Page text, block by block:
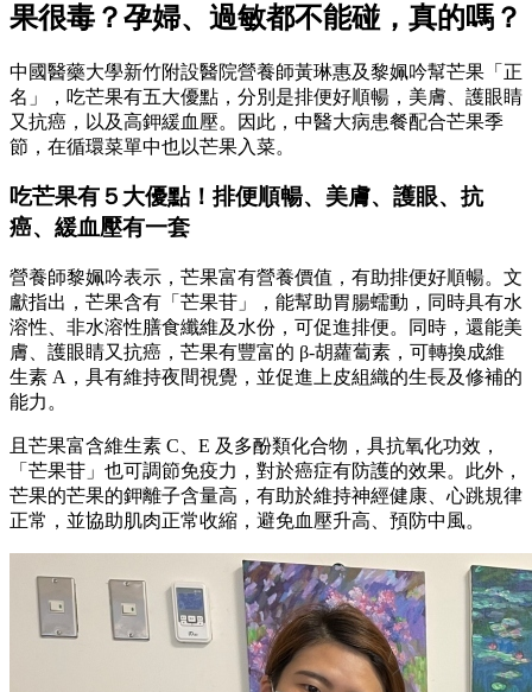
果很毒？孕婦、過敏都不能碰，真的嗎？
中國醫藥大學新竹附設醫院營養師黃琳惠及黎姵吟幫芒果「正
名」，吃芒果有五大優點，分別是排便好順暢，美膚、護眼睛
又抗癌，以及高鉀緩血壓。因此，中醫大病患餐配合芒果季
節，在循環菜單中也以芒果入菜。
吃芒果有５大優點！排便順暢、美膚、護眼、抗
癌、緩血壓有一套
營養師黎姵吟表示，芒果富有營養價值，有助排便好順暢。文
獻指出，芒果含有「芒果苷」，能幫助胃腸蠕動，同時具有水
溶性、非水溶性膳食纖維及水份，可促進排便。
同時，還能美
膚、護眼睛又抗癌，芒果有豐富的 β-胡蘿蔔素，可轉換成維
生素 A，具有維持夜間視覺，並促進上皮組織的生長及修補的
能力。
且芒果富含維生素 C、E 及多酚類化合物，具抗氧化功效，
「芒果苷」也可調節免疫力，對於癌症有防護的效果。 此外，
芒果的芒果的鉀離子含量高，有助於維持神經健康、心跳規律
正常，並協助肌肉正常收縮，避免血壓升高、預防中風。